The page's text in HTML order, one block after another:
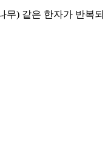
무) 같은 한자가 반복